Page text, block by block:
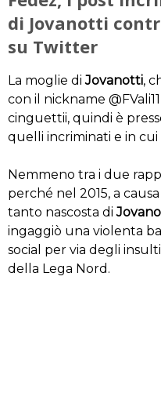
di Jovanotti
su Twitter
La moglie diJovanotti,
con il nickname
cinguettii, quindi è
quelli incriminati e in
Nemmeno tra i due
perché nel 2015, a
tanto nascosta di
ingaggiò una violenta
social per via degli
della Lega Nord.